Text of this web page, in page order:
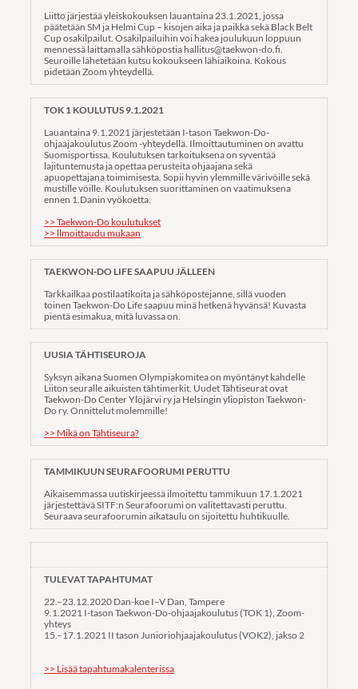
Liitto järjestää yleiskokouksen lauantaina 23.1.2021, jossa
päätetään SM ja Helmi Cup – kisojen aika ja paikka sekä Black Belt
Cup osakilpailut. Osakilpailuihin voi hakea joulukuun loppuun
mennessä laittamalla sähköpostia hallitus@taekwon-do.fi.
Seuroille lähetetään kutsu kokoukseen lähiaikoina. Kokous
pidetään Zoom yhteydellä.
TOK 1 KOULUTUS 9.1.2021
Lauantaina 9.1.2021 järjestetään I-tason Taekwon-Do-
ohjaajakoulutus Zoom -yhteydellä. Ilmoittautuminen on avattu
Suomisportissa. Koulutuksen tarkoituksena on syventää
lajituntemusta ja opettaa perusteita ohjaajana sekä
apuopettajana toimimisesta. Sopii hyvin ylemmille värivöille sekä
mustille vöille. Koulutuksen suorittaminen on vaatimuksena
ennen 1.Danin vyökoetta.
>> Taekwon-Do koulutukset
>> llmoittaudu mukaan
TAEKWON-DO LIFE SAAPUU JÄLLEEN
Tarkkailkaa postilaatikoita ja sähköpostejanne, sillä vuoden
toinen Taekwon-Do Life saapuu minä hetkenä hyvänsä! Kuvasta
pientä esimakua, mitä luvassa on.
UUSIA TÄHTISEUROJA
Syksyn aikana Suomen Olympiakomitea on myöntänyt kahdelle
Liiton seuralle aikuisten tähtimerkit. Uudet Tähtiseurat ovat
Taekwon-Do Center Ylöjärvi ry ja Helsingin yliopiston Taekwon-
Do ry. Onnittelut molemmille!
>> Mikä on Tähtiseura?
TAMMIKUUN SEURAFOORUMI PERUTTU
Aikaisemmassa uutiskirjeessä ilmoitettu tammikuun 17.1.2021
järjestettävä SITF:n Seurafoorumi on valitettavasti peruttu.
Seuraava seurafoorumin aikataulu on sijoitettu huhtikuulle.
TULEVAT TAPAHTUMAT
22.–23.12.2020 Dan-koe I–V Dan, Tampere
9.1.2021 I-tason Taekwon-Do-ohjaajakoulutus (TOK 1), Zoom-
yhteys
15.–17.1.2021 II tason Junioriohjaajakoulutus (VOK2), jakso 2
>> Lisää tapahtumakalenterissa